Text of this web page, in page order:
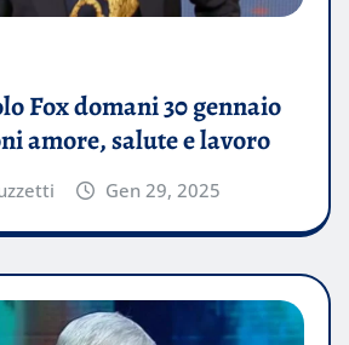
Fox domani 30 gennaio
amore, salute e lavoro
Gen 29, 2025